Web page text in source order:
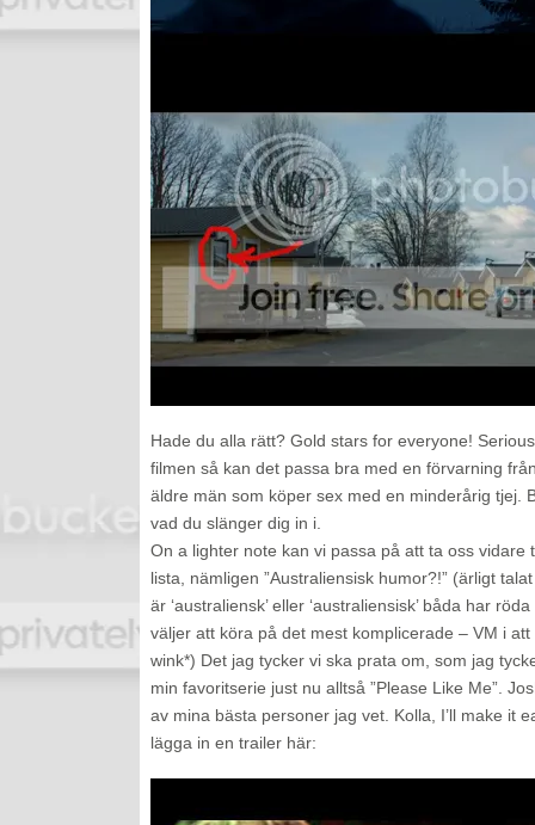
Hade du alla rätt? Gold stars for everyone!
filmen så kan det passa bra med en förvarning
äldre män som köper sex med en minderårig tjej.
vad du slänger dig in i.
On a lighter note kan vi passa på att ta oss vidare
lista, nämligen ”Australiensisk humor?!” (ärligt
är ‘australiensk’ eller ‘australiensisk’ båda har
väljer att köra på det mest komplicerade – VM i
wink*) Det jag tycker vi ska prata om, som jag
min favoritserie just nu alltså ”Please Like Me”.
av mina bästa personer jag vet. Kolla, I’ll make it
lägga in en trailer här: